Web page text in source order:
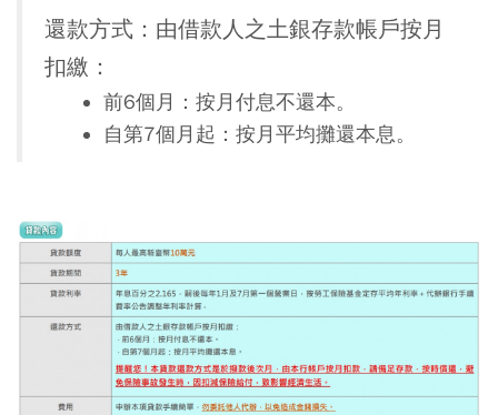
還款方式： 由借款人之土銀存款帳戶按月
扣繳：
前6個月：按月付息不還本。
自第7個月起：按月平均攤還本息。